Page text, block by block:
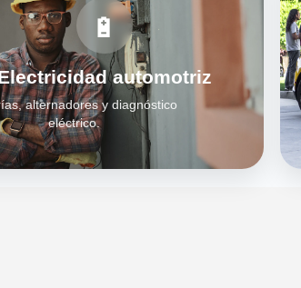
🔋
automotriz
alternadores y diagnóstico
eléctrico.